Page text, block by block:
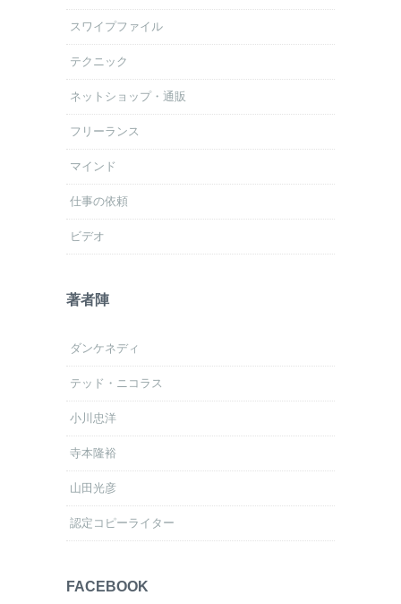
スワイプファイル
テクニック
ネットショップ・通販
フリーランス
マインド
仕事の依頼
ビデオ
著者陣
ダンケネディ
テッド・ニコラス
小川忠洋
寺本隆裕
山田光彦
認定コピーライター
FACEBOOK